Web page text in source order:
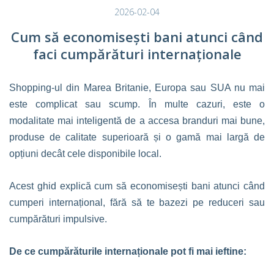
2026-02-04
Cum să economisești bani atunci când
faci cumpărături internaționale
Shopping-ul din Marea Britanie, Europa sau SUA nu mai
este complicat sau scump. În multe cazuri, este o
modalitate mai inteligentă de a accesa branduri mai bune,
produse de calitate superioară și o gamă mai largă de
opțiuni decât cele disponibile local.
Acest ghid explică cum să economisești bani atunci când
cumperi internațional, fără să te bazezi pe reduceri sau
cumpărături impulsive.
De ce cumpărăturile internaționale pot fi mai ieftine: